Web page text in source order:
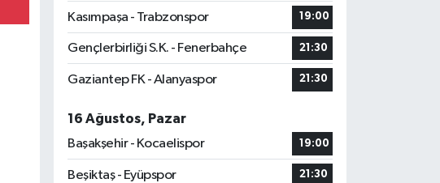
Kasımpaşa - Trabzonspor 19:00
Gençlerbirliği S.K. - Fenerbahçe 21:30
Gaziantep FK - Alanyaspor 21:30
16 Ağustos, Pazar
Başakşehir - Kocaelispor
19:00
Beşiktaş - Eyüpspor 21:30